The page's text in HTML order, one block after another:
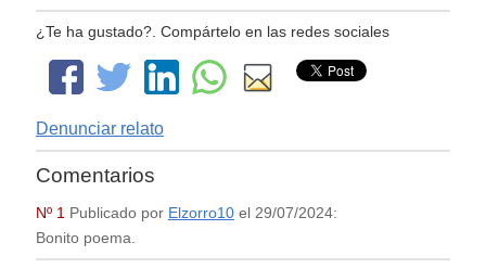
¿Te ha gustado?. Compártelo en las redes sociales
Denunciar relato
Comentarios
Nº 1 Publicado por Elzorro10el 29/07/2024:
Bonito poema.